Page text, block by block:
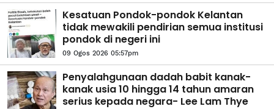
Kesatuan Pondok-pondok Kelantan
tidak mewakili pendirian semua institusi
pondok di negeri ini
09 Ogos 2026 05:57pm
Penyalahgunaan dadah babit kanak-
kanak usia 10 hingga 14 tahun amaran
serius kepada negara- Lee Lam Thye